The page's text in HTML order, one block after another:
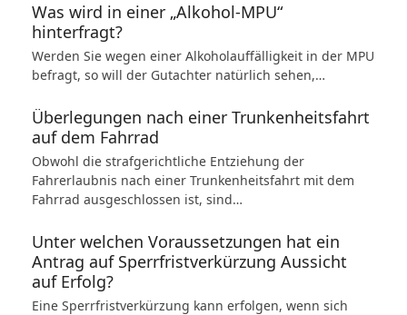
Was wird in einer „Alkohol-MPU“
hinterfragt?
Werden Sie wegen einer Alkoholauffälligkeit in der MPU
befragt, so will der Gutachter natürlich sehen,…
Überlegungen nach einer Trunkenheitsfahrt
auf dem Fahrrad
Obwohl die strafgerichtliche Entziehung der
Fahrerlaubnis nach einer Trunkenheitsfahrt mit dem
Fahrrad ausgeschlossen ist, sind…
Unter welchen Voraussetzungen hat ein
Antrag auf Sperrfristverkürzung Aussicht
auf Erfolg?
Eine Sperrfristverkürzung kann erfolgen, wenn sich